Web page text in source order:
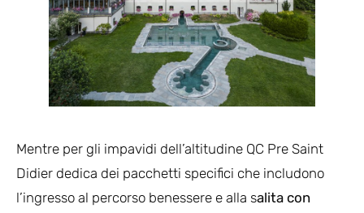
Mentre per gli impavidi dell’altitudine QC Pre Saint
Didier dedica dei pacchetti specifici che includono
l’ingresso al percorso benessere e alla salita con